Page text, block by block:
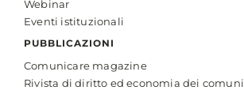
Webinar
Eventi istituzionali
PUBBLICAZIONI
Comunicare magazine
Rivista di diritto ed economia dei comuni